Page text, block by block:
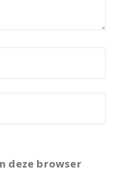
deze browser